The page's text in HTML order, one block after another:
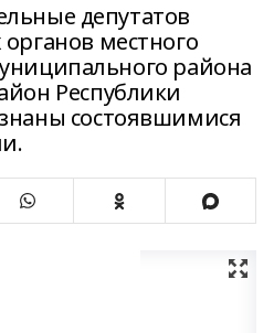
депутатов
местного
района
Республики
состоявшимися